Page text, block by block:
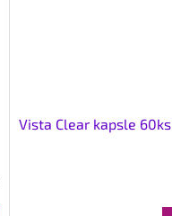
Vista Clear kapsle 60ks